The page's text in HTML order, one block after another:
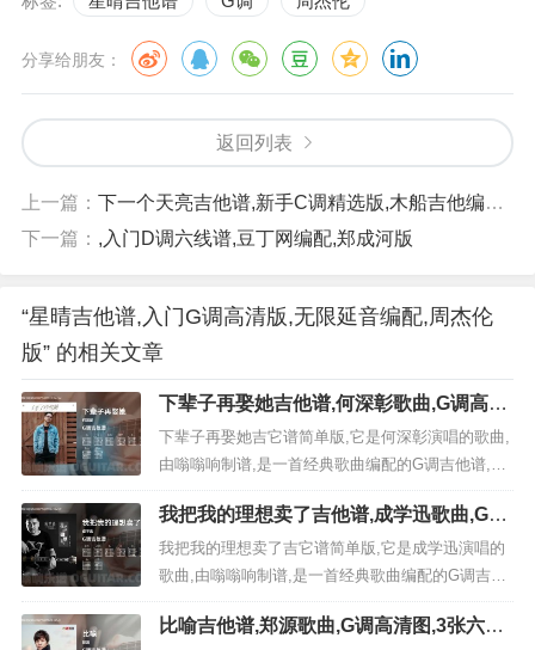
分享给朋友：
返回列表
上一篇： 下一个天亮吉他谱,新手C调精选版,木船吉他编配,郭静版
下一篇： ,入门D调六线谱,豆丁网编配,郑成河版
“星晴吉他谱,入门G调高清版,无限延音编配,周杰伦
版” 的相关文章
下辈子再娶她吉他谱,何深彰歌曲,G调高清
图,3张六线原版简谱
下辈子再娶她吉它谱简单版,它是何深彰演唱的歌曲,
由嗡嗡响制谱,是一首经典歌曲编配的G调吉他谱,演
唱时可降半调，演奏时间为3分26秒,原调为F#本谱
采用G调，是非常好听的弹唱曲谱,下面3张高清曲谱
由极网吉它谱为大家更新分享,有喜欢吉它的朋友欢
迎收藏！ 《下辈子再娶她》：...
我把我的理想卖了吉他谱,成学迅歌曲,G调
高清图,4张六线原版简谱
我把我的理想卖了吉它谱简单版,它是成学迅演唱的
歌曲,由嗡嗡响制谱,是一首经典歌曲编配的G调吉他
谱,演唱时可不使用变调夹，演奏时间为4分44秒,原
调为G本谱采用G调，是非常好听的弹唱曲谱,下面4
比喻吉他谱,郑源歌曲,G调高清图,3张六线